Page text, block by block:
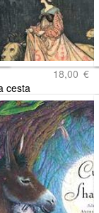
18,00 €
cesta